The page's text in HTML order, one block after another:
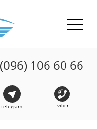
(096) 106 60 66
telegram viber